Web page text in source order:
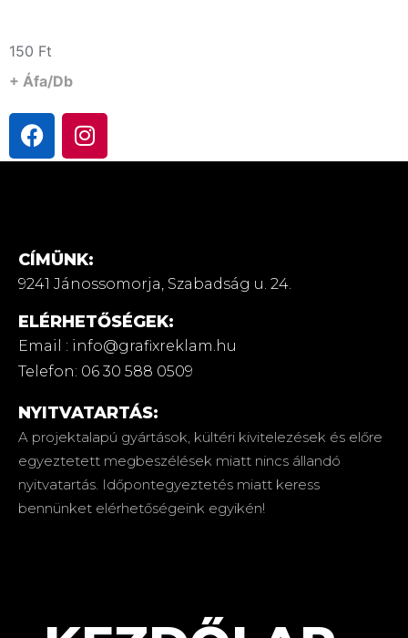
150 Ft
+ Áfa/db
CÍMÜNK:
9241 Jánossomorja, Szabadság u. 24.
ELÉRHETŐSÉGEK:
Email : info@grafixreklam.hu
Telefon: 06 30 588 0509
NYITVATARTÁS:
A projektalapú gyártások, kültéri kivitelezések és előre
egyeztetett megbeszélések miatt nincs állandó
nyitvatartás. Időpontegyeztetés miatt keress
bennünket elérhetőségeink egyikén!